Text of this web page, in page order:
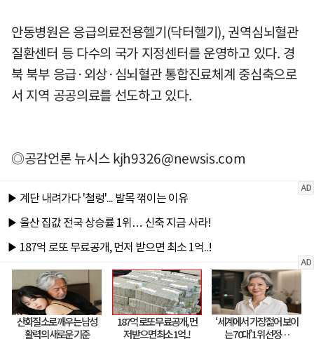
안동병원은 응급의료전용헬기(닥터헬기), 권역심뇌혈관
질환센터 등 다수의 국가 지정센터를 운영하고 있다. 경
북 북부 응급·외상·심뇌혈관 통합진료체계 중심축으로
서 지역 공공의료를 선도하고 있다.
◎공감언론 뉴시스kjh9326@newsis.com